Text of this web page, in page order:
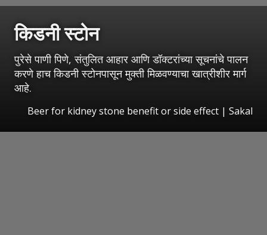
किडनी स्टोन
पुरेसे पाणी पिणे, संतुलित आहार आणि डॉक्टरांच्या सूचनांचे पालन
करणे हाच किडनी स्टोनपासून मुक्ती मिळवण्याचा खात्रीशीर मार्ग
आहे.
Beer for kidney stone benefit or side effect | Sakal